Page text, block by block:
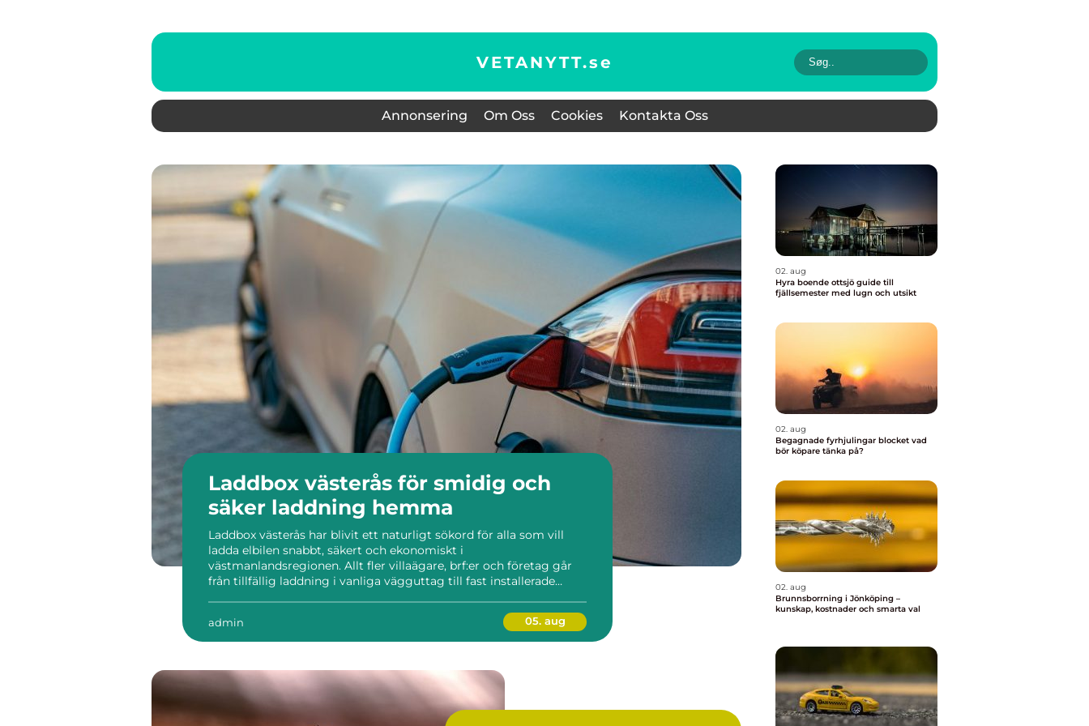
VETANYTT.se
Annonsering Om Oss Cookies Kontakta Oss
Laddbox västerås för smidig och
säker laddning hemma
Laddbox västerås har blivit ett naturligt sökord för alla som vill
ladda elbilen snabbt, säkert och ekonomiskt i
västmanlandsregionen. Allt fler villaägare, brf:er och företag går
från tillfällig laddning i vanliga vägguttag till fast installerade
admin 05. aug
02. aug
Hyra boende ottsjö guide till
fjällsemester med lugn och utsikt
02. aug
Begagnade fyrhjulingar blocket vad
bör köpare tänka på?
02. aug
Brunnsborrning i Jönköping –
kunskap, kostnader och smarta val